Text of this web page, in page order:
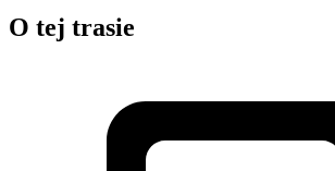
O tej trasie